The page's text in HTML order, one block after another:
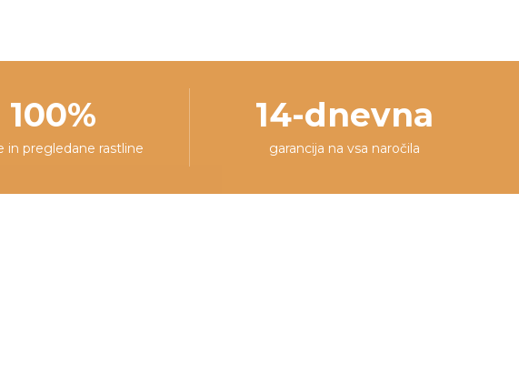
100%
in pregledane rastline
14-dnevna
garancija na vsa naročila